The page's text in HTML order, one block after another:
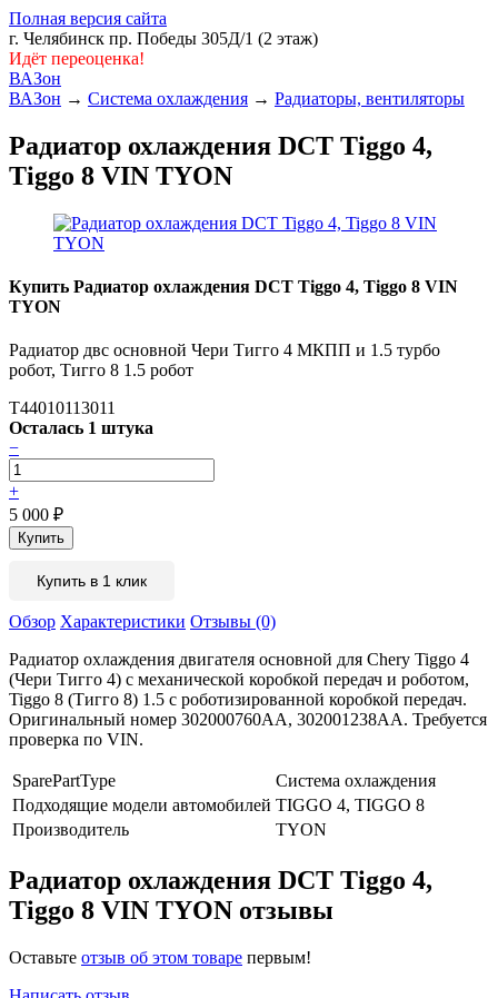
Полная версия сайта
г. Челябинск пр. Победы 305Д/1 (2 этаж)
Идёт переоценка!
ВАЗон
ВАЗон → Система охлаждения → Радиаторы, вентиляторы
Радиатор охлаждения DCT Tiggo 4,
Tiggo 8 VIN TYON
Купить Радиатор охлаждения DCT Tiggo 4, Tiggo 8 VIN
TYON
Радиатор двс основной Чери Тигго 4 МКПП и 1.5 турбо
робот, Тигго 8 1.5 робот
T44010113011
Осталась 1 штука
−
+
5 000 ₽
Купить в 1 клик
Обзор Характеристики Отзывы (0)
Радиатор охлаждения двигателя основной для Chery Tiggo 4
(Чери Тигго 4) с механической коробкой передач и роботом,
Tiggo 8 (Тигго 8) 1.5 с роботизированной коробкой передач.
Оригинальный номер 302000760AA, 302001238AA. Требуется
проверка по VIN.
SparePartType
Система охлаждения
Подходящие модели автомобилей TIGGO 4, TIGGO 8
Производитель
TYON
Радиатор охлаждения DCT Tiggo 4,
Tiggo 8 VIN TYON отзывы
Оставьте отзыв об этом товаре первым!